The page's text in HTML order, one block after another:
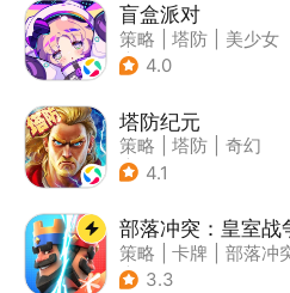
盲盒派对
策略 塔防
美少女
| 卡通
4.0
塔防纪元
策略 塔防
奇幻
| 欧美风
4.1
部落冲突：皇室战
策略 卡牌
部落冲
| 卡通
3.3